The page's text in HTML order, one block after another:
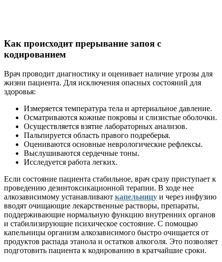
Как происходит прерывание запоя с
кодированием
Врач проводит диагностику и оценивает наличие угрозы для
жизни пациента. Для исключения опасных состояний для
здоровья:
Измеряется температура тела и артериальное давление.
Осматриваются кожные покровы и слизистые оболочки.
Осуществляется взятие лабораторных анализов.
Пальпируется область правого подреберья.
Оцениваются основные неврологические рефлексы.
Выслушиваются сердечные тоны.
Исследуется работа легких.
Если состояние пациента стабильное, врач сразу приступает к
проведению дезинтоксикационной терапии. В ходе нее
алкозависимому устанавливают капельницу и через инфузию
вводят очищающие лекарственные растворы, препараты,
поддерживающие нормальную функцию внутренних органов
и стабилизирующие психическое состояние. С помощью
капельницы организм алкозависимого быстро очищается от
продуктов распада этанола и остатков алкоголя. Это позволяет
подготовить пациента к кодированию в кратчайшие сроки.